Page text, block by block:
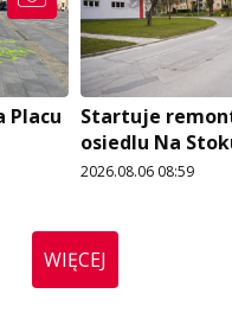
Placu
Startuje
osiedlu Na
2026.08.06 08:59
WIĘCEJ